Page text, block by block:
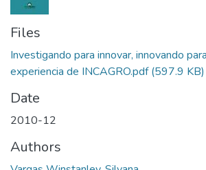
Files
Investigando para innovar, innovando
experiencia de INCAGRO.pdf(597.9 KB)
Date
2010-12
Authors